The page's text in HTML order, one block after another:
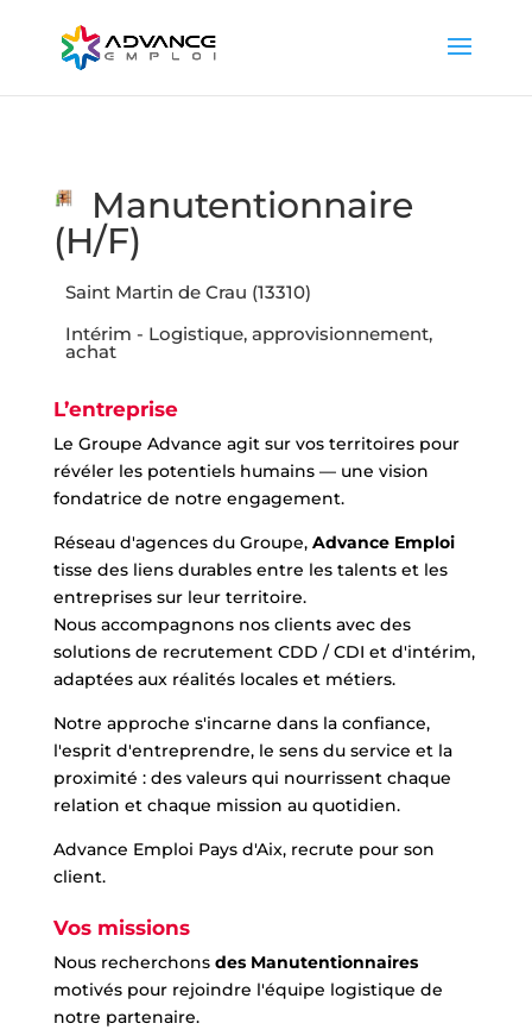
Manutentionnaire
(H/F)
Saint Martin de Crau (13310)
Intérim - Logistique, approvisionnement,
achat
L’entreprise
Le Groupe Advance agit sur vos territoires pour
révéler les potentiels humains — une vision
fondatrice de notre engagement.
Réseau d'agences du Groupe, Advance Emploi
tisse des liens durables entre les talents et les
entreprises sur leur territoire.
Nous accompagnons nos clients avec des
solutions de recrutement CDD / CDI et d'intérim,
adaptées aux réalités locales et métiers.
Notre approche s'incarne dans la confiance,
l'esprit d'entreprendre, le sens du service et la
proximité : des valeurs qui nourrissent chaque
relation et chaque mission au quotidien.
Advance Emploi Pays d'Aix, recrute pour son
client.
Vos missions
Nous recherchons des Manutentionnaires
motivés pour rejoindre l'équipe logistique de
notre partenaire.